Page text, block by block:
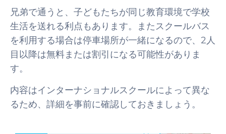
兄弟で通うと、子どもたちが同じ教育環境で学校
生活を送れる利点もあります。またスクールバス
を利用する場合は停車場所が一緒になるので、2人
目以降は無料または割引になる可能性がありま
す。
内容はインターナショナルスクールによって異な
るため、詳細を事前に確認しておきましょう。